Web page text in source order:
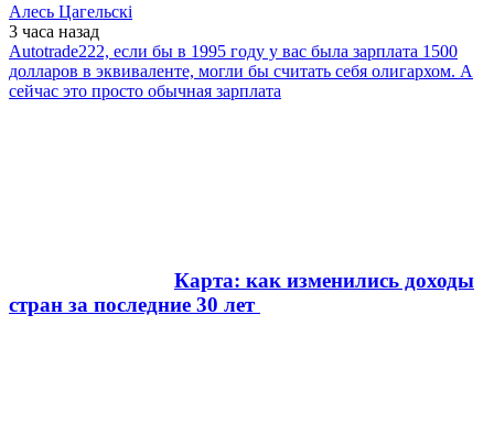
Алесь Цагельскi
3 часа назад
Autotrade222, если бы в 1995 году у вас была зарплата 1500
долларов в эквиваленте, могли бы считать себя олигархом. А
сейчас это просто обычная зарплата
Карта: как изменились доходы
стран за последние 30 лет